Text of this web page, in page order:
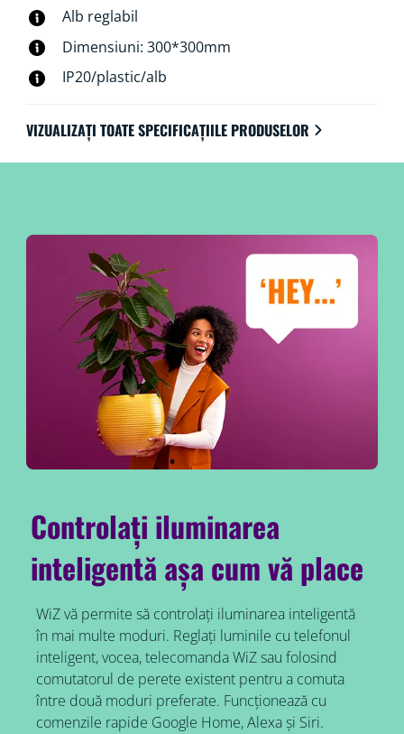
Alb reglabil
Dimensiuni: 300*300mm
IP20/plastic/alb
VIZUALIZAȚI TOATE SPECIFICAȚIILE PRODUSELOR
Controlați iluminarea
inteligentă așa cum vă place
WiZ vă permite să controlați iluminarea inteligentă
în mai multe moduri. Reglați luminile cu telefonul
inteligent, vocea, telecomanda WiZ sau folosind
comutatorul de perete existent pentru a comuta
între două moduri preferate. Funcționează cu
comenzile rapide Google Home, Alexa și Siri.